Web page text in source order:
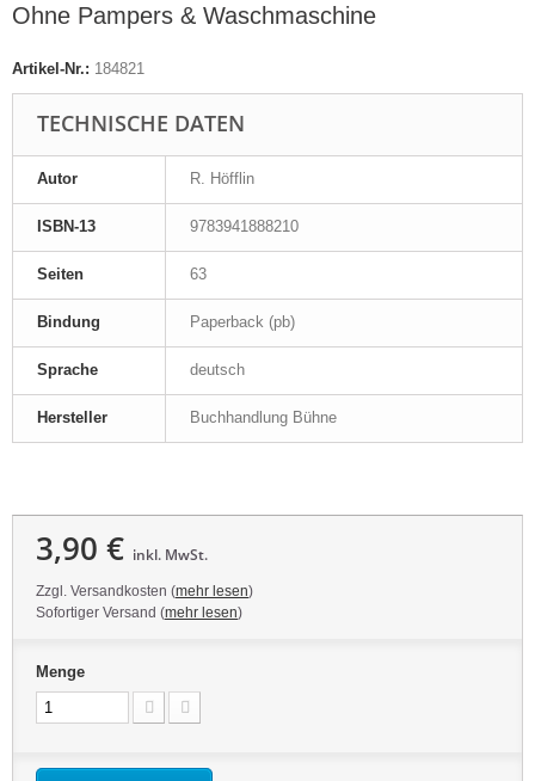
Ohne Pampers & Waschmaschine
Artikel-Nr.: 184821
TECHNISCHE DATEN
Autor R. Höfflin
ISBN-13 9783941888210
Seiten 63
Bindung Paperback (pb)
Sprache deutsch
Hersteller Buchhandlung Bühne
3,90 € inkl. MwSt.
Zzgl. Versandkosten (mehr lesen)
Sofortiger Versand (mehr lesen)
Menge